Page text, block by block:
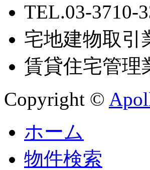
TEL.03-3710-
宅地建物取引
賃貸住宅管理
Copyright ©
ホーム
物件検索